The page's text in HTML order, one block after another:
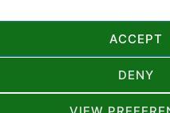
ACCEPT
DENY